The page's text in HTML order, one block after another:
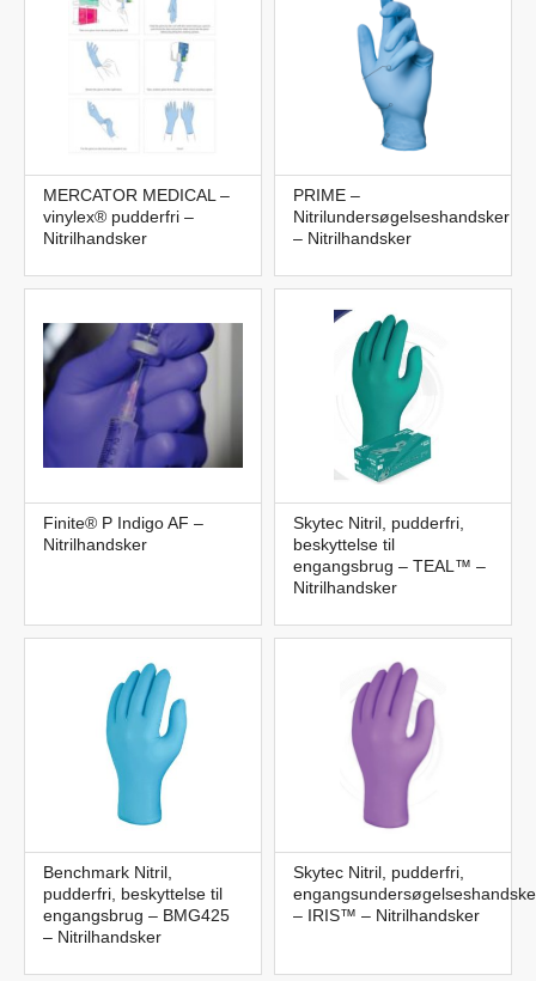
MERCATOR MEDICAL –
vinylex® pudderfri –
Nitrilhandsker
PRIME –
Nitrilundersøgelseshandsker
– Nitrilhandsker
Finite® P Indigo AF –
Nitrilhandsker
Skytec Nitril, pudderfri,
beskyttelse til
engangsbrug – TEAL™ –
Nitrilhandsker
Benchmark Nitril,
pudderfri, beskyttelse til
engangsbrug – BMG425
– Nitrilhandsker
Skytec Nitril, pudderfri,
engangsundersøgelseshandske
– IRIS™ – Nitrilhandsker